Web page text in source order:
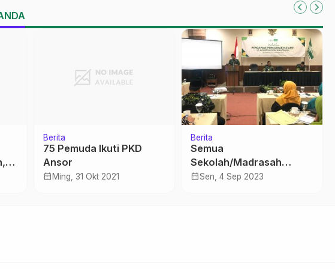
Berita
75 Pemuda Ikuti PKD
Ansor
calendar_month Ming, 31 Okt 2021
Berita
Semua
Sekolah/Madrasah
Ma`arif NU Jawa Tengah
calendar_monthSen, 4 Sep 2023